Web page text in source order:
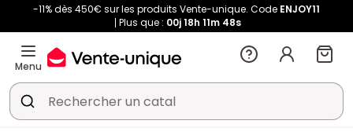
-11% dès 450€ sur les produits Vente-unique. Code ENJOY11
Plus que : 00j18h 11m 47s
Menu